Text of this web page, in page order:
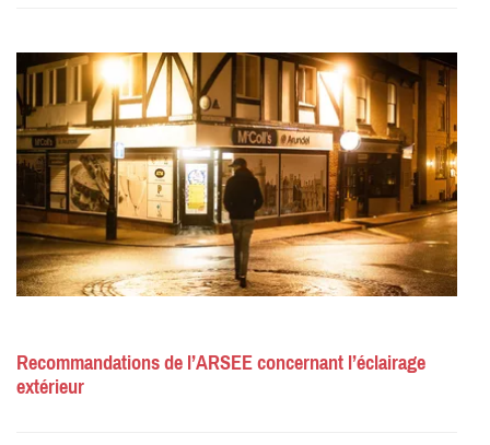
Recommandations de l’ARSEE concernant l’éclairage
extérieur